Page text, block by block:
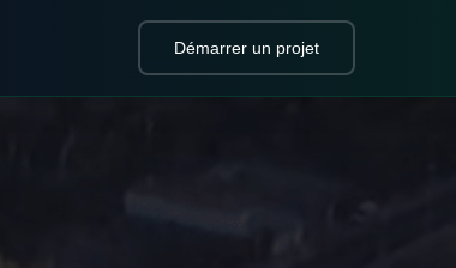
Démarrer un projet